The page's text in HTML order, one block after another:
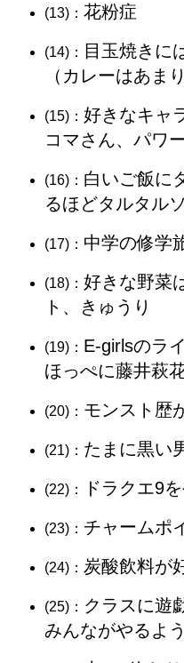
(13)： 花粉症
(14)： 目玉焼きに
（カレーはあま
(15)： 好きなキャ
コマさん、パワ
(16)： 白いご飯に
るほどタルタル
(17)： 中学の修学
(18)： 好きな野菜
ト、きゅうり
(19)： E-girlsのラ
ほっぺに藤井萩
(20)： モンスト歴
(21)： たまに黒い
(22)： ドラクエ9
(23)： チャームポ
(24)： 炭酸飲料が
(25)： クラスに遊
みんながやるよ